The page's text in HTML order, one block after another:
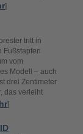
]
tritt in
Fußstapfen
vom
Modell – auch
drei Zentimeter
das verleiht
]